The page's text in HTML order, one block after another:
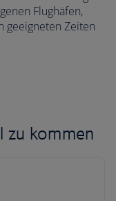
Flughäfen,
geeigneten Zeiten
zu kommen